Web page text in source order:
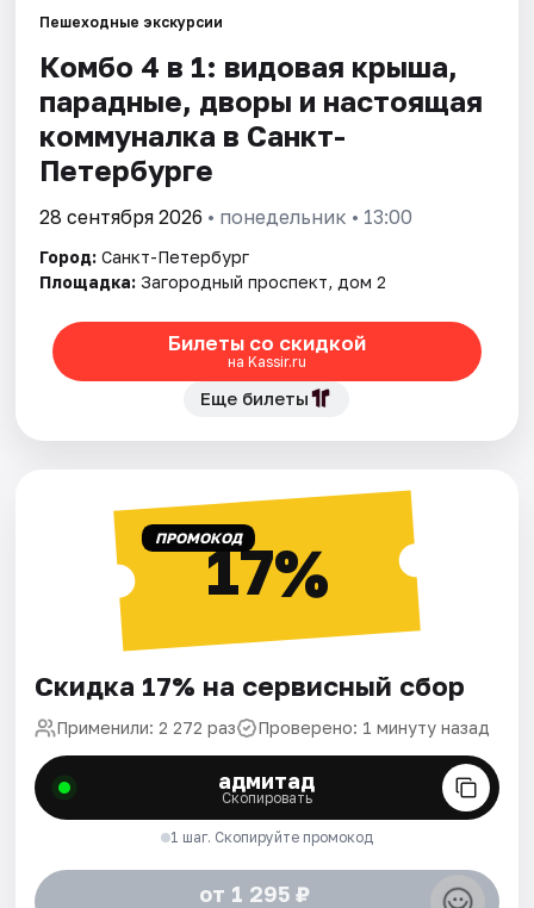
Города
Площадки
Артисты
Рейтинги
Пешеходные экскурсии
Комбо 4 в 1: видовая крыша,
парадные, дворы и настоящая
коммуналка в Санкт-
Петербурге
28 сентября 2026 • понедельник • 13:00
Город: Санкт-Петербург
Площадка: Загородный проспект, дом 2
Билеты со скидкой
на Kassir.ru
Еще билеты
ПРОМОКОД17%
Скидка 17% на сервисный сбор
Применили: 2 272 раз Проверено: 1 минуту назад
адмитад
Скопировать
1 шаг. Скопируйте промокод
от 1 295 ₽